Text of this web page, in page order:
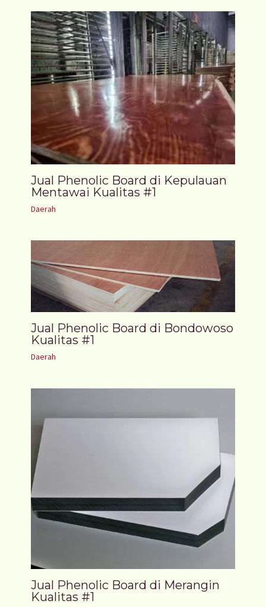
Jual Phenolic Board di Kepulauan
Mentawai Kualitas #1
Daerah
Jual Phenolic Board di Bondowoso
Kualitas #1
Daerah
Jual Phenolic Board di Merangin
Kualitas #1